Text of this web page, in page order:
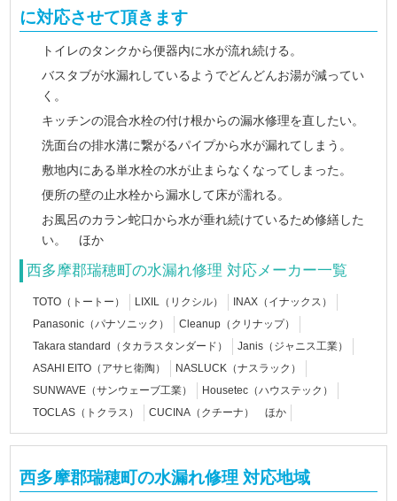
に対応させて頂きます
トイレのタンクから便器内に水が流れ続ける。
バスタブが水漏れしているようでどんどんお湯が減ってい
く。
キッチンの混合水栓の付け根からの漏水修理を直したい。
洗面台の排水溝に繋がるパイプから水が漏れてしまう。
敷地内にある単水栓の水が止まらなくなってしまった。
便所の壁の止水栓から漏水して床が濡れる。
お風呂のカラン蛇口から水が垂れ続けているため修繕した
い。 ほか
西多摩郡瑞穂町の水漏れ修理 対応メーカー一覧
TOTO（トートー） LIXIL（リクシル）
INAX（イナックス）
Panasonic（パナソニック）
Cleanup（クリナップ）
Takara standard（タカラスタンダード）
Janis（ジャニス工業）
ASAHI EITO（アサヒ衛陶）
NASLUCK（ナスラック）
SUNWAVE（サンウェーブ工業）
Housetec（ハウステック）
TOCLAS（トクラス）
CUCINA（クチーナ） ほか
西多摩郡瑞穂町の水漏れ修理 対応地域